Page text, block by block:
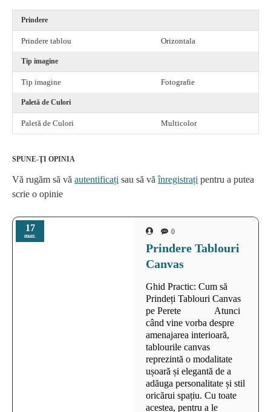
17
mar. 0
Prindere Tablouri
Canvas
Ghid Practic: Cum să
Prindeți Tablouri Canvas
pe Perete Atunci
când vine vorba despre
amenajarea interioară,
tablourile canvas
reprezintă o modalitate
ușoară și elegantă de a
adăuga personalitate și stil
oricărui spațiu. Cu toate
acestea, pentru a le
Prindere
Prindere tablou Orizontala
Tip imagine
Tip imagine Fotografie
Paletă de Culori
Paletă de Culori Multicolor
SPUNE-ŢI OPINIA
Vă rugăm să vă autentificați sau să văînregistrați pentru a putea
scrie o opinie